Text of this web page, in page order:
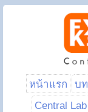
หน้าแรก บ
Central